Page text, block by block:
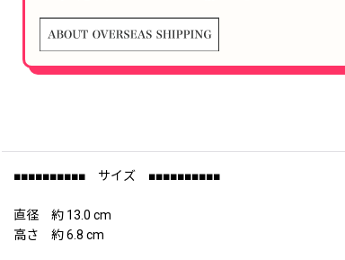
■■■■■■■■■■ サイズ ■■■■■■■■■■
直径 約 13.0 cm
高さ 約 6.8 cm